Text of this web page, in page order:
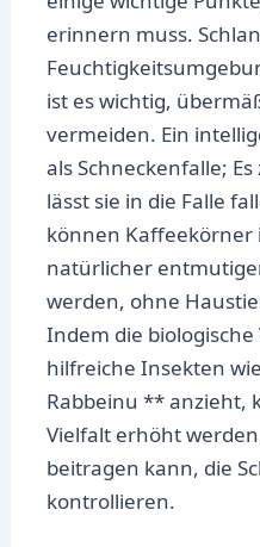
erinnern muss.
ist es wichtig,
vermeiden. Ein
als Schneckenfalle;
lässt sie in die Falle
können Kaffeekörner
natürlicher
werden, ohne
Indem die
hilfreiche Insekten
Rabbeinu ** anzieht,
Vielfalt erhöht
beitragen kann, die
kontrollieren.